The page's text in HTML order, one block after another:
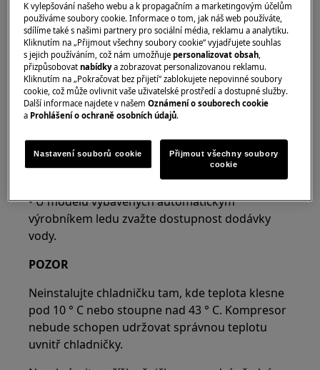
• Vyberte místo, které je v blízkosti uzemněné
elektrické zásuvky jiné než GFCI.Nepoužívejte
prodlužovací kabel ani zástrčku adaptéru.
• Pokud je to možné, umístěte chladničku mimo
přímé sluneční světlo a mimo dosah dosahu,
myčky nádobí nebo jiných zdrojů tepla.
• Chladnička musí být instalována na podlaze,
která je rovná a dostatečně silná, aby unesla
plně naloženou chladničku.
• U modelů vybavených automatickým
výrobníkem ledu zvažte dostupnost dodávky
vody.
POZOR
Neinstalujte chladničku tam, kde teplota klesne
pod 10 ° C nebo stoupne nad 43 ° C. Kompresor
nebude schopen udržovat správnou teplotu
uvnitř chladničky.
K vylepšování našeho webu a k propagačním a marketingovým účelům
používáme soubory cookie. Informace o tom, jak náš web používáte,
sdílíme také s našimi partnery pro sociální média, reklamu a analytiku.
Kliknutím na „Přijmout všechny soubory cookie“ vyjadřujete souhlas
s jejich používáním, což nám umožňujepersonalizovat obsah,
přizpůsobovatnabídkya zobrazovat personalizovanou reklamu.
Kliknutím na „Pokračovat bez přijetí“ zablokujete nepovinné soubory
cookie, což může ovlivnit vaše uživatelské prostředí a dostupné služby.
Další informace najdete v našemOznámení o souborech cookie
a Prohlášení o ochraně osobních údajů.
Nastavení souborů cookie
Přijmout všechny soubory
cookie